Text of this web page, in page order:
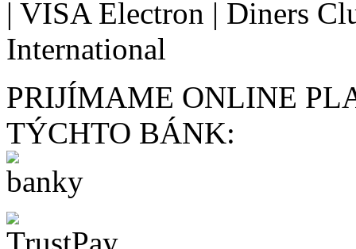
PRIJÍMAME ONLINE
TÝCHTO BÁNK: